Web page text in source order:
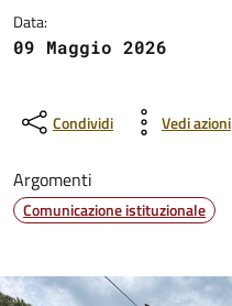
Data:
09 Maggio 2026
Condividi Vedi azioni
Argomenti
Comunicazione istituzionale